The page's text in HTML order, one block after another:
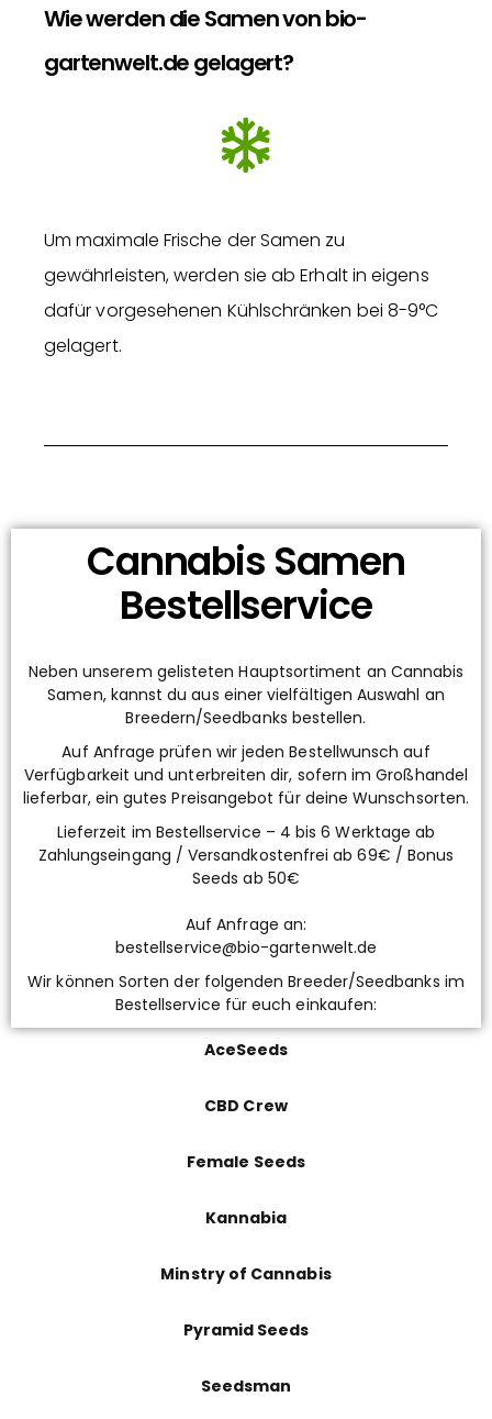
Wie werden die Samen von bio-
gartenwelt.de gelagert?
Um maximale Frische der Samen zu
gewährleisten, werden sie ab Erhalt in eigens
dafür vorgesehenen Kühlschränken bei 8-9°C
gelagert.
Cannabis Samen
Bestellservice
Neben unserem gelisteten Hauptsortiment an Cannabis
Samen, kannst du aus einer vielfältigen Auswahl an
Breedern/Seedbanks bestellen.
Auf Anfrage prüfen wir jeden Bestellwunsch auf
Verfügbarkeit und unterbreiten dir, sofern im Großhandel
lieferbar, ein gutes Preisangebot für deine Wunschsorten.
Lieferzeit im Bestellservice – 4 bis 6 Werktage ab
Zahlungseingang / Versandkostenfrei ab 69€ / Bonus
Seeds ab 50€
Auf Anfrage an:
bestellservice@bio-gartenwelt.de
Wir können Sorten der folgenden Breeder/Seedbanks im
Bestellservice für euch einkaufen:
AceSeeds
CBD Crew
Female Seeds
Kannabia
Minstry of Cannabis
Pyramid Seeds
Seedsman